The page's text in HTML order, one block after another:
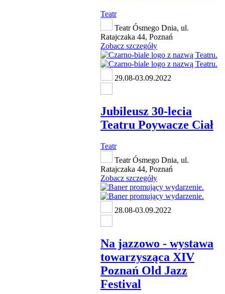
Teatr
Teatr Ósmego Dnia, ul.
Ratajczaka 44, Poznań
Zobacz szczegóły
29.08-03.09.2022
Jubileusz 30-lecia
Teatru Poywacze Ciał
Teatr
Teatr Ósmego Dnia, ul.
Ratajczaka 44, Poznań
Zobacz szczegóły
28.08-03.09.2022
Na jazzowo - wystawa
towarzysząca XIV
Poznań Old Jazz
Festival